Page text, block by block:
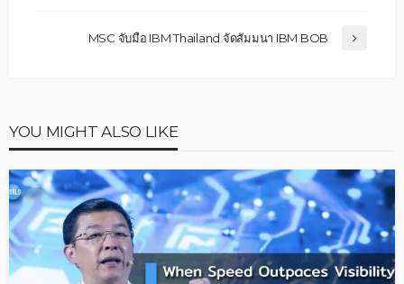
MSC จับมือ IBM Thailand จัดสัมมนา IBM BOB
YOU MIGHT ALSO LIKE